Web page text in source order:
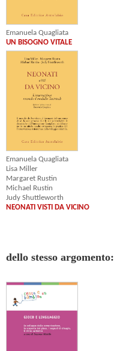
Emanuela Quagliata
UN BISOGNO VITALE
Emanuela Quagliata
Lisa Miller
Margaret Rustin
Michael Rustin
Judy Shuttleworth
NEONATI VISTI DA VICINO
dello stesso argomento: